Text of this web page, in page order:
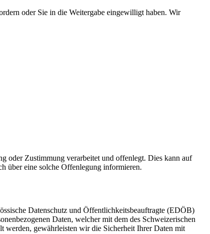
oder Sie in die Weitergabe eingewilligt haben. Wir
oder Zustimmung verarbeitet und offenlegt. Dies kann auf
über eine solche Offenlegung informieren.
Datenschutz und Öffentlichkeitsbeauftragte (EDÖB)
Daten, welcher mit dem des Schweizerischen
werden, gewährleisten wir die Sicherheit Ihrer Daten mit